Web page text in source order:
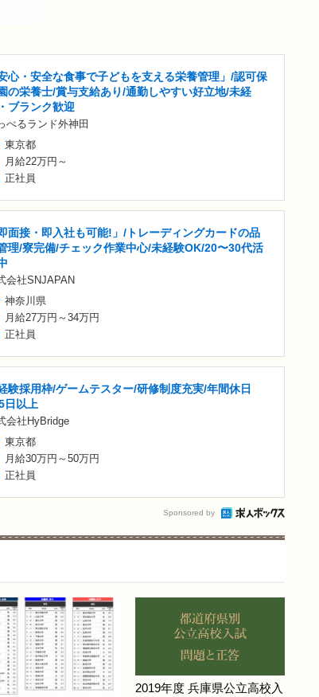
安心・安全な食事で子どもを支える栄養管理」/認可保
の栄養士/賞与支給あり/通勤しやすい好立地/未経
ブランク歓迎
ぺるランド外神田
東京都
月給22万円～
正社員
即面接・即入社も可能!」/トレーディングカードの品
理/寮完備/チェック作業中心/未経験OK/20〜30代活
会社SNJAPAN
神奈川県
月給27万円～34万円
正社員
験採用枠/ゲームテスター/研修制度充実/年間休日
日以上
会社HyBridge
東京都
月給30万円～50万円
正社員
Sponsored by
2019年度 兵庫県公立高校入